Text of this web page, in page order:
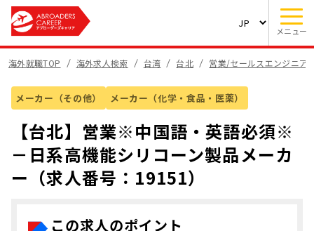
メニュー
海外就職TOP 海外求人検索 台湾 台北 営業/セールスエンジニア
メーカー（その他） メーカー（化学・食品・医薬）
【台北】営業※中国語・英語必須※
－日系高機能シリコーン製品メーカ
ー（求人番号：19151）
この求人のポイント